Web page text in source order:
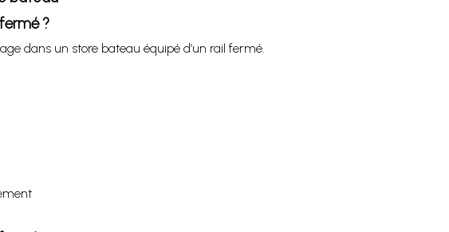
?
dans un store bateau équipé d’un rail fermé.